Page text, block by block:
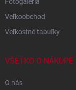
Veľkoobchod
Veľkostné tabuľky
VŠETKO O NÁKUPE
O nás